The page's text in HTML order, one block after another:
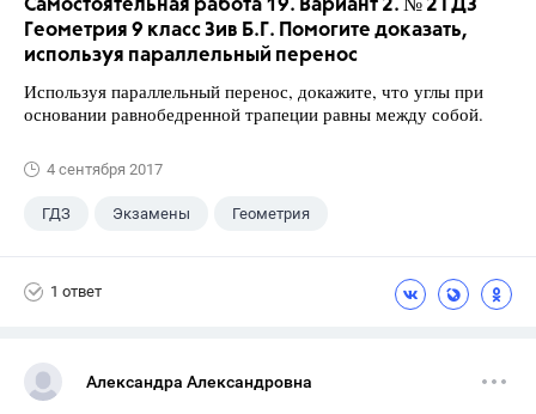
Самостоятельная работа 19. Вариант 2. № 2 ГДЗ
Геометрия 9 класс Зив Б.Г. Помогите доказать,
используя параллельный перенос
Используя параллельный перенос, докажите, что углы при
основании равнобедренной трапеции равны между собой.
4 сентября 2017
ГДЗ Экзамены Геометрия
1 ответ
Александра Александровна